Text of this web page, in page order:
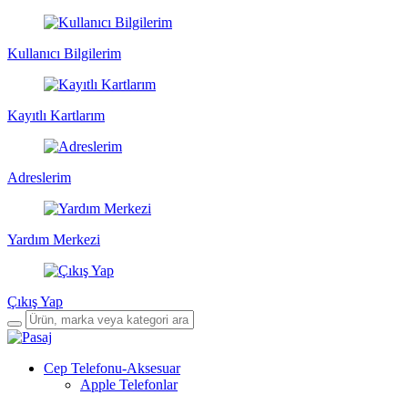
Kullanıcı Bilgilerim
Kayıtlı Kartlarım
Adreslerim
Yardım Merkezi
Çıkış Yap
Cep Telefonu-Aksesuar
Apple Telefonlar